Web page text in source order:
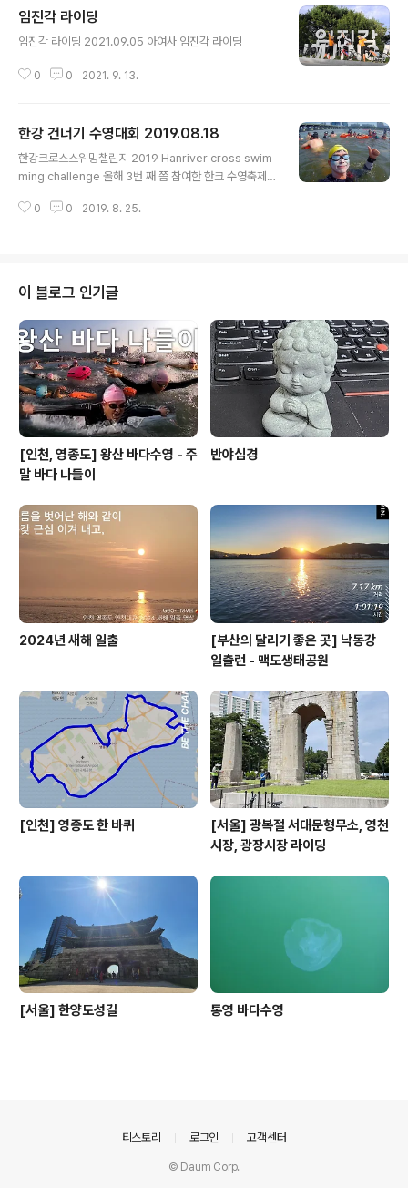
임진각 라이딩
임진각 라이딩 2021.09.05 아여사 임진각 라이딩
0 0 2021. 9. 13.
한강 건너기 수영대회 2019.08.18
한강크로스스위밍챌린지 2019 Hanriver cross swim
ming challenge 올해 3번 째 쯤 참여한 한크 수영축제
위밍챌린지 대회 개최 알림 > 대회일정 | 서울특별시 수영
글0건 첨부파일 관련링크 본문 일시 : 2019.08.18(일요
일) 08:00 ~ 16:00 폭우 및 천재지변시 2019.09.08(일
요일) 로 연기 장소 : 한강잠실대교 수중보(잠실대교 남단)
담당자 : 송파구 수영연맹 최동훈 사무장 (010-9165-04
43) 첨부파일로 www.s..
0 0 2019. 8. 25.
이 블로그 인기글
[인천, 영종도] 왕산 바다수영 - 주
말 바다 나들이
반야심경
2024년 새해 일출
[부산의 달리기 좋은 곳] 낙동강
일출런 - 맥도생태공원
[인천] 영종도 한 바퀴
[서울] 광복절 서대문형무소, 영천
시장, 광장시장 라이딩
[서울] 한양도성길 통영 바다수영
티스토리 로그인 고객센터
© Daum Corp.